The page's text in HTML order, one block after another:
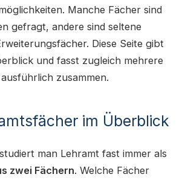
Manche Fächer sind
gefragt, andere sind seltene
Diese Seite gibt
und fasst zugleich mehrere
zusammen.
im Überblick
man Lehramt fast immer als
zwei Fächern. Welche Fächer